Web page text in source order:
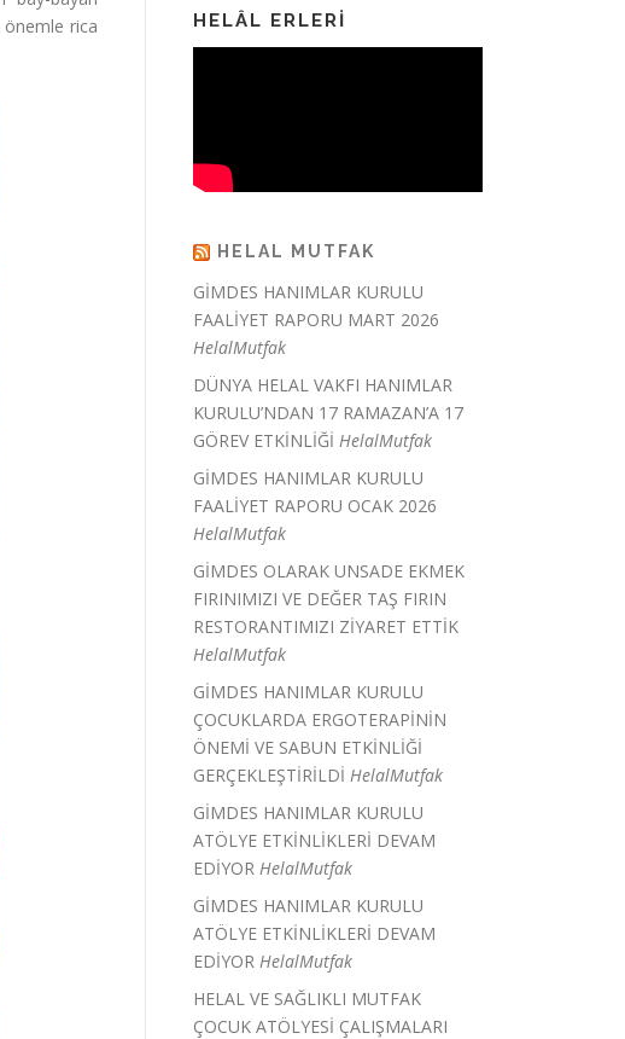
önemle rica
HELÂL ERLERI
HELAL MUTFAK
GİMDES HANIMLAR KURULU
FAALİYET RAPORU MART 2026
HelalMutfak
DÜNYA HELAL VAKFI HANIMLAR
KURULU’NDAN 17 RAMAZAN’A 17
GÖREV ETKİNLİĞİ HelalMutfak
GİMDES HANIMLAR KURULU
FAALİYET RAPORU OCAK 2026
HelalMutfak
GİMDES OLARAK UNSADE EKMEK
FIRINIMIZI VE DEĞER TAŞ FIRIN
RESTORANTIMIZI ZİYARET ETTİK
HelalMutfak
GİMDES HANIMLAR KURULU
ÇOCUKLARDA ERGOTERAPİNİN
ÖNEMİ VE SABUN ETKİNLİĞİ
GERÇEKLEŞTİRİLDİ HelalMutfak
GİMDES HANIMLAR KURULU
ATÖLYE ETKİNLİKLERİ DEVAM
EDİYOR HelalMutfak
GİMDES HANIMLAR KURULU
ATÖLYE ETKİNLİKLERİ DEVAM
EDİYOR HelalMutfak
HELAL VE SAĞLIKLI MUTFAK
ÇOCUK ATÖLYESİ ÇALIŞMALARI